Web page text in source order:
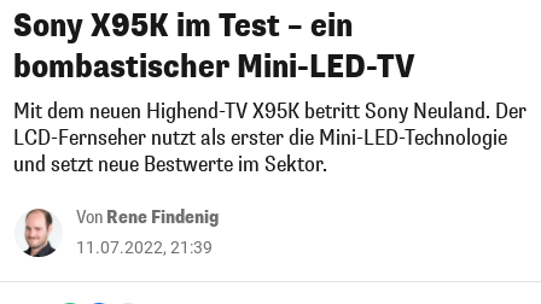
Sony X95K im Test – ein
bombastischer Mini-LED-TV
Mit dem neuen Highend-TV X95K betritt Sony Neuland. Der
LCD-Fernseher nutzt als erster die Mini-LED-Technologie
und setzt neue Bestwerte im Sektor.
Von Rene Findenig
11.07.2022, 21:39